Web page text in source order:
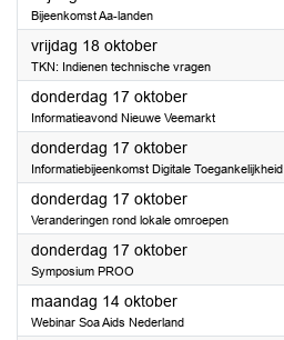
Bijeenkomst Aa-landen
vrijdag 18 oktober2024
TKN: Indienen technische vragen
donderdag 17 oktober2024
Informatieavond Nieuwe Veemarkt
donderdag 17 oktober2024
Informatiebijeenkomst Digitale Toegankelijkheid
donderdag 17 oktober2024
Veranderingen rond lokale omroepen
donderdag 17 oktober2024
Symposium PROO
maandag 14 oktober2024
Webinar Soa Aids Nederland